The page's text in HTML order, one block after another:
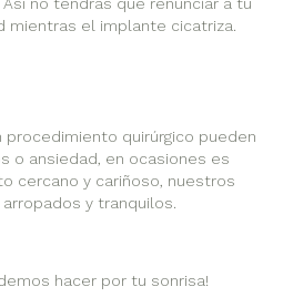
el implante cicatriza.
quirúrgico pueden
o ansiedad, en ocasiones es
cercano y cariñoso, nuestros
y tranquilos.
hacer por tu sonrisa!